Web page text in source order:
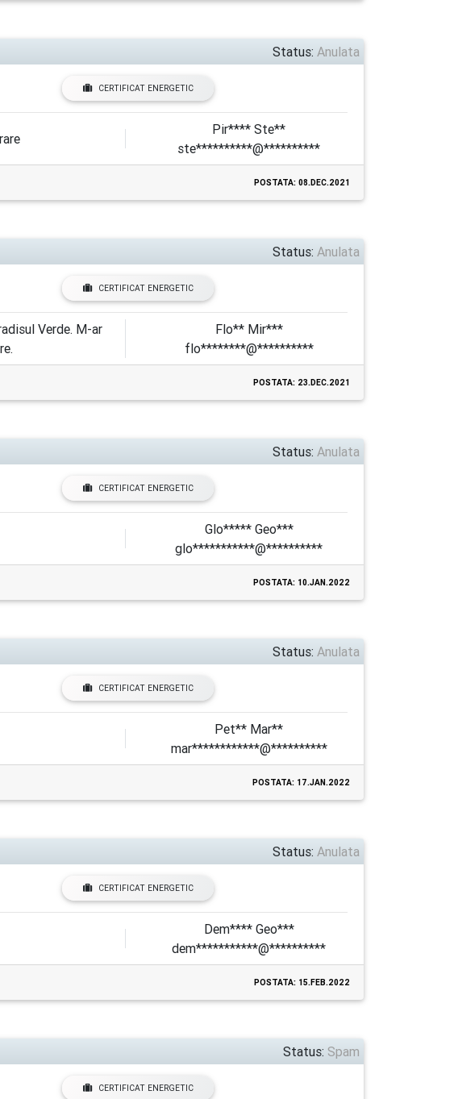
Status: Anulata
CERTIFICAT ENERGETIC
Pir**** Ste**
ste**********@**********
POSTATA: 08.DEC.2021
Status: Anulata
CERTIFICAT ENERGETIC
Verde. M-ar
Flo** Mir***
flo********@**********
POSTATA: 23.DEC.2021
Status: Anulata
CERTIFICAT ENERGETIC
Glo***** Geo***
glo***********@**********
POSTATA: 10.JAN.2022
Status: Anulata
CERTIFICAT ENERGETIC
Pet** Mar**
mar************@**********
POSTATA: 17.JAN.2022
Status: Anulata
CERTIFICAT ENERGETIC
Dem**** Geo***
dem***********@**********
POSTATA: 15.FEB.2022
Status: Spam
CERTIFICAT ENERGETIC